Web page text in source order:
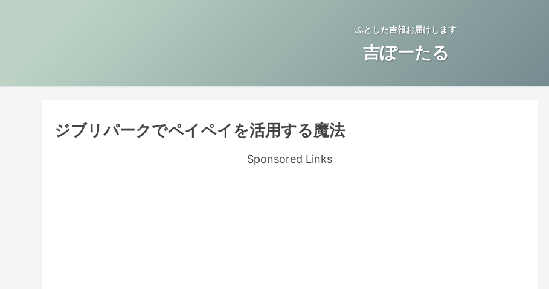
ふとした吉報お届けします
吉ぽーたる
ジブリパークでペイペイを活用する魔法
Sponsored Links